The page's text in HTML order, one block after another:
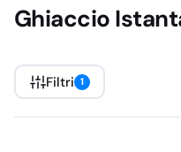
Ghiaccio
Filtri 1